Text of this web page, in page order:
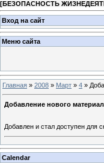
[БЕЗОПАСНОСТЬ
Вход на сайт
Меню сайта
Главная » 2008 » Март » 4 »
Добавление нового
Добавлен и стал доступен для
Calendar